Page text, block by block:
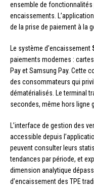
ensemble de
encaissements.
de la prise de paiement à la
Le système d’encaissement
paiements modernes :
Pay et Samsung Pay. Cette
des consommateurs qui
dématérialisés. Le terminal
secondes, même hors ligne
L’interface de gestion des
accessible depuis
peuvent consulter leurs
tendances par période, et
dimension analytique
d’encaissement des TPE